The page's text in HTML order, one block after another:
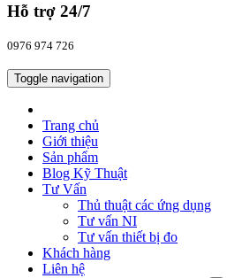
Hỗ trợ 24/7
0976 974 726
Toggle navigation
Trang chủ
Giới thiệu
Sản phẩm
Blog Kỹ Thuật
Tư Vấn
Thủ thuật các ứng dụng
Tư vấn NI
Tư vấn thiết bị đo
Khách hàng
Liên hệ